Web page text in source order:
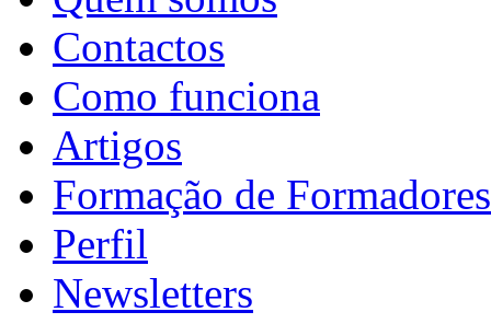
Contactos
Como funciona
Artigos
Formação de Formadores
Perfil
Newsletters